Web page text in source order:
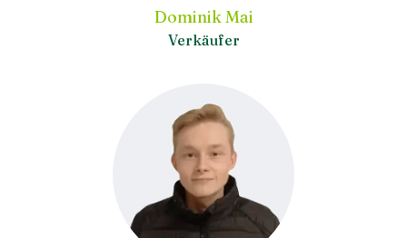
Dominik Mai
Verkäufer